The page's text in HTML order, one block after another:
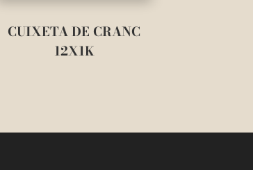
CUIXETA DE CRANC
12X1K